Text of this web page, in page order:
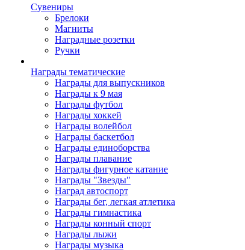
Сувениры
Брелоки
Магниты
Наградные розетки
Ручки
Награды тематические
Награды для выпускников
Награды к 9 мая
Награды футбол
Награды хоккей
Награды волейбол
Награды баскетбол
Награды единоборства
Награды плавание
Награды фигурное катание
Награды "Звезды"
Наград автоспорт
Награды бег, легкая атлетика
Награды гимнастика
Награды конный спорт
Награды лыжи
Награды музыка